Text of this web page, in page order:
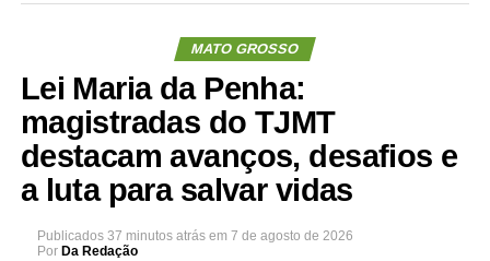
MATO GROSSO
Lei Maria da Penha:
magistradas do TJMT
destacam avanços, desafios e
a luta para salvar vidas
Publicados 37 minutos atrás em 7 de agosto de 2026
Por Da Redação